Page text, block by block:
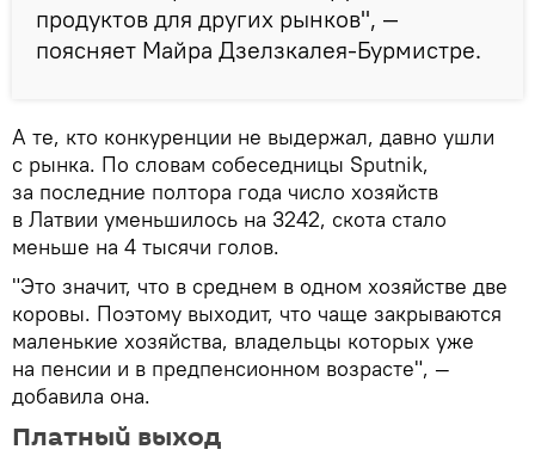
продуктов для других рынков", —
поясняет Майра Дзелзкалея-Бурмистре.
А те, кто конкуренции не выдержал, давно ушли
с рынка. По словам собеседницы Sputnik,
за последние полтора года число хозяйств
в Латвии уменьшилось на 3242, скота стало
меньше на 4 тысячи голов.
"Это значит, что в среднем в одном хозяйстве две
коровы. Поэтому выходит, что чаще закрываются
маленькие хозяйства, владельцы которых уже
на пенсии и в предпенсионном возрасте", —
добавила она.
Платный выход